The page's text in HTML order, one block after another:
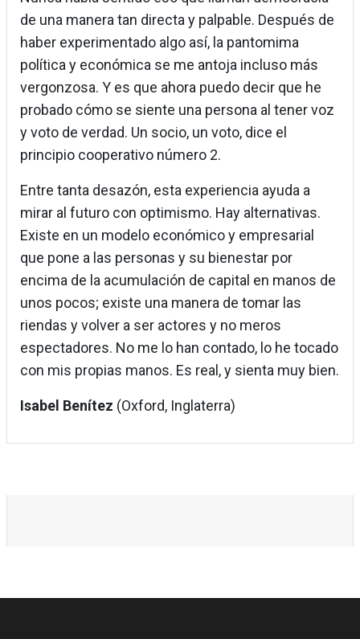
de una manera tan directa y palpable. Después de
haber experimentado algo así, la pantomima
política y económica se me antoja incluso más
vergonzosa. Y es que ahora puedo decir que he
probado cómo se siente una persona al tener voz
y voto de verdad. Un socio, un voto, dice el
principio cooperativo número 2.
Entre tanta desazón, esta experiencia ayuda a
mirar al futuro con optimismo. Hay alternativas.
Existe en un modelo económico y empresarial
que pone a las personas y su bienestar por
encima de la acumulación de capital en manos de
unos pocos; existe una manera de tomar las
riendas y volver a ser actores y no meros
espectadores. No me lo han contado, lo he tocado
con mis propias manos. Es real, y sienta muy bien.
Isabel Benítez (Oxford, Inglaterra)